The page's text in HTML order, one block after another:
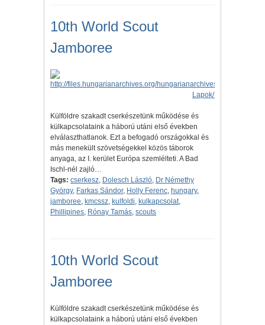
10th World Scout
Jamboree
Külföldre szakadt cserkészetünk működése és
külkapcsolataink a háború utáni első években
elválaszthatlanok. Ezt a befogadó országokkal és
más menekült szövetségekkel közös táborok
anyaga, az I. kerület Európa szemlélteti. A Bad
Ischl-nél zajló…
Tags: cserkesz, Dolesch László, Dr Némethy
György, Farkas Sándor, Holly Ferenc, hungary,
jamboree, kmcssz, kulfoldi, kulkapcsolat,
Phillipines, Rónay Tamás, scouts
10th World Scout
Jamboree
Külföldre szakadt cserkészetünk működése és
külkapcsolataink a háború utáni első években